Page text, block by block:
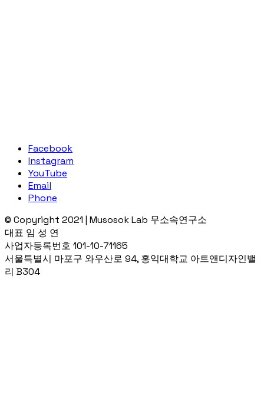
Facebook
Instagram
YouTube
Email
Phone
© Copyright 2021 | Musosok Lab 무소속연구소
대표 임 성 연
사업자등록번호 101-10-71165
서울특별시 마포구 와우산로 94, 홍익대학교 아트앤디자인밸
리 B304